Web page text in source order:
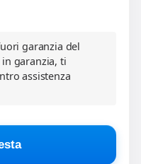
garanzia del
garanzia, ti
assistenza